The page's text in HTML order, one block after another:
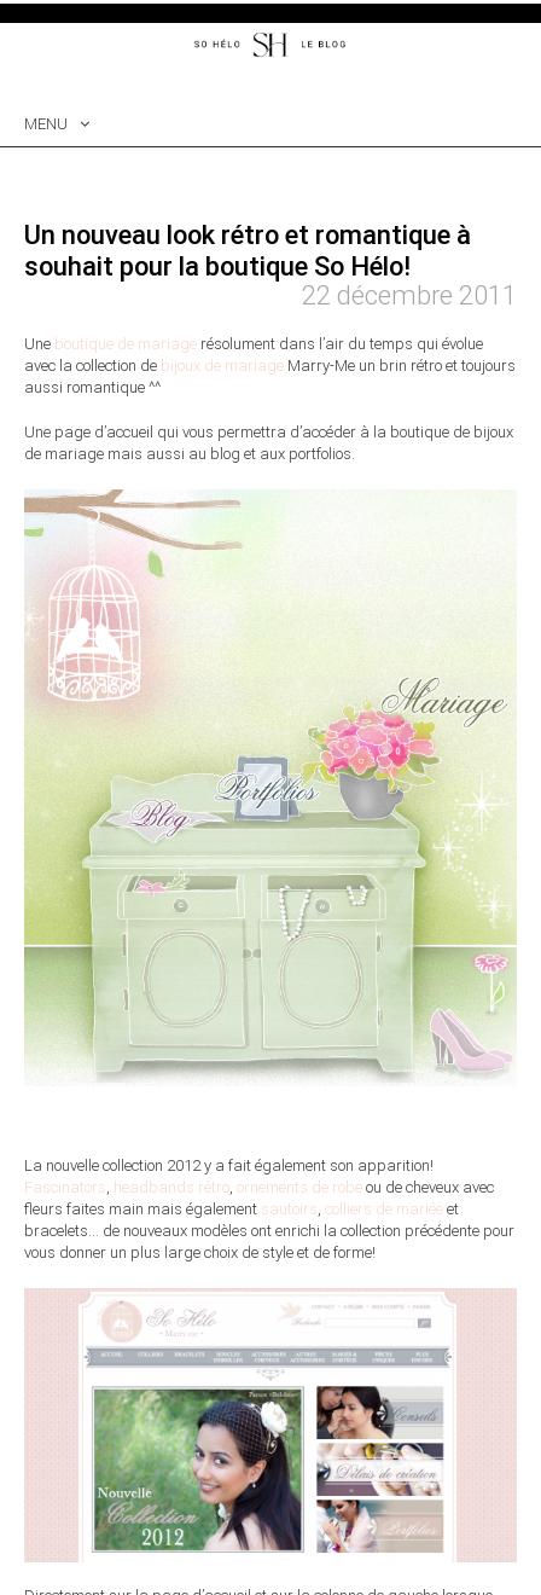
MENU
Un nouveau look rétro et romantique à
souhait pour la boutique So Hélo!
22 décembre 2011
Une boutique de mariage résolument dans l’air du temps qui évolue
avec la collection de bijoux de mariage Marry-Me un brin rétro et toujours
aussi romantique ^^
Une page d’accueil qui vous permettra d’accéder à la boutique de bijoux
de mariage mais aussi au blog et aux portfolios.
La nouvelle collection 2012 y a fait également son apparition!
Fascinators, headbands rétro, ornements de robe ou de cheveux avec
fleurs faites main mais également sautoirs, colliers de mariée et
bracelets… de nouveaux modèles ont enrichi la collection précédente pour
vous donner un plus large choix de style et de forme!